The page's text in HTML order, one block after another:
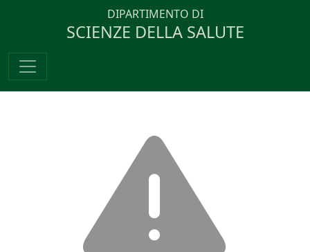
DIPARTIMENTO DI
SCIENZE DELLA SALUTE